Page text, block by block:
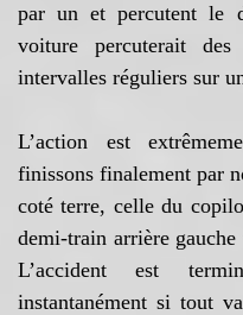
par un et percutent le
voiture percuterait
intervalles réguliers sur
L’action est
finissons finalement par
coté terre, celle du
demi-train arrière gauche
L’accident est
instantanément si tout